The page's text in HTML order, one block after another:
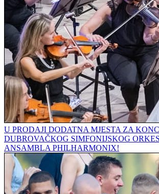
U PRODAJI DODATNA MJESTA ZA
DUBROVAČKOG SIMFONIJSKOG
ANSAMBLA PHILHARMONIX!